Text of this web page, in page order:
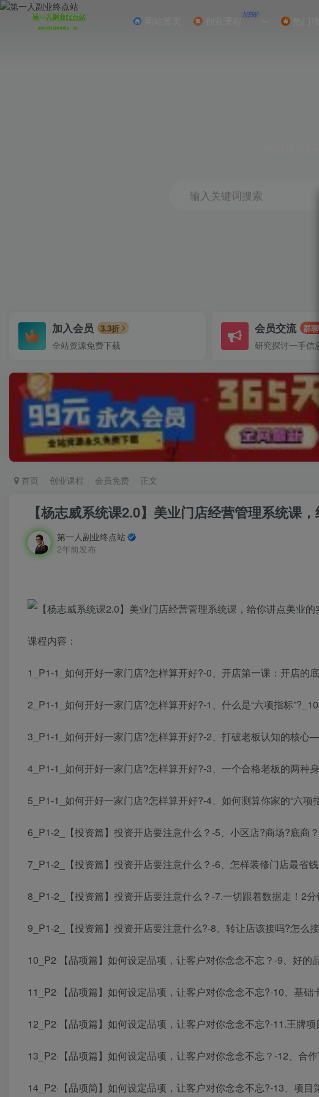
NEW
输入关键词搜索
加入会员 3.3折
全站资源免费下载
会员交流 群聊
研究探讨一手信
首页 创业课程 会员免费 正文
【杨志威系统课2.0】美业门店经营管理系统课
第一人副业终点站
2年前发布
课程内容：
1_P1-1_如何开好一家门店?怎样算开好?-0、开店第一课：开店的
2_P1-1_如何开好一家门店?怎样算开好?-1、什么是“六项指标
3_P1-1_如何开好一家门店?怎样算开好?-2、打破老板认知的核心
4_P1-1_如何开好一家门店?怎样算开好?-3、一个合格老板的两种
5_P1-1_如何开好一家门店?怎样算开好?-4、如何测算你家的“六项
6_P1-2_【投资篇】投资开店要注意什么？-5、小区店?商场?底商
7_P1-2_【投资篇】投资开店要注意什么？-6、怎样装修门店最省
8_P1-2_【投资篇】投资开店要注意什么？-7.一切跟着数据走！2
9_P1-2_【投资篇】投资开店要注意什么?-8、转让店该接吗?怎么
10_P2·【品项篇】如何设定品项，让客户对你念念不忘？-9、好
11_P2·【品项篇】如何设定品项，让客户对你念念不忘?-10、基
12_P2·【品项篇】如何设定品项，让客户对你念念不忘?-11.王牌
13_P2·【品项篇】如何设定品项，让客户对你念念不忘？-12、合
14_P2·【品项简】如何设定品项，让客户对你念念不忘?-13、项